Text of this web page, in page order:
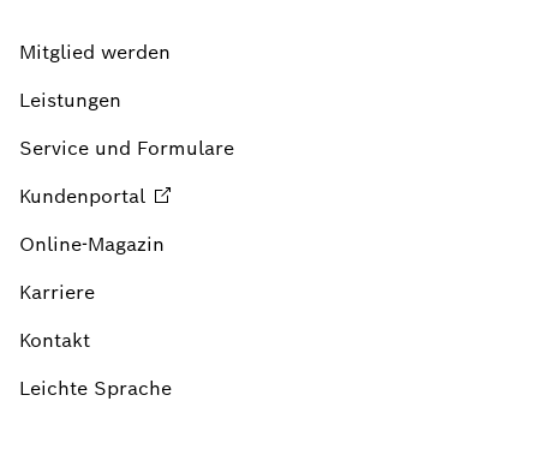
Mitglied werden
Leistungen
Service und Formulare
Kundenportal
Online-Magazin
Karriere
Kontakt
Leichte Sprache